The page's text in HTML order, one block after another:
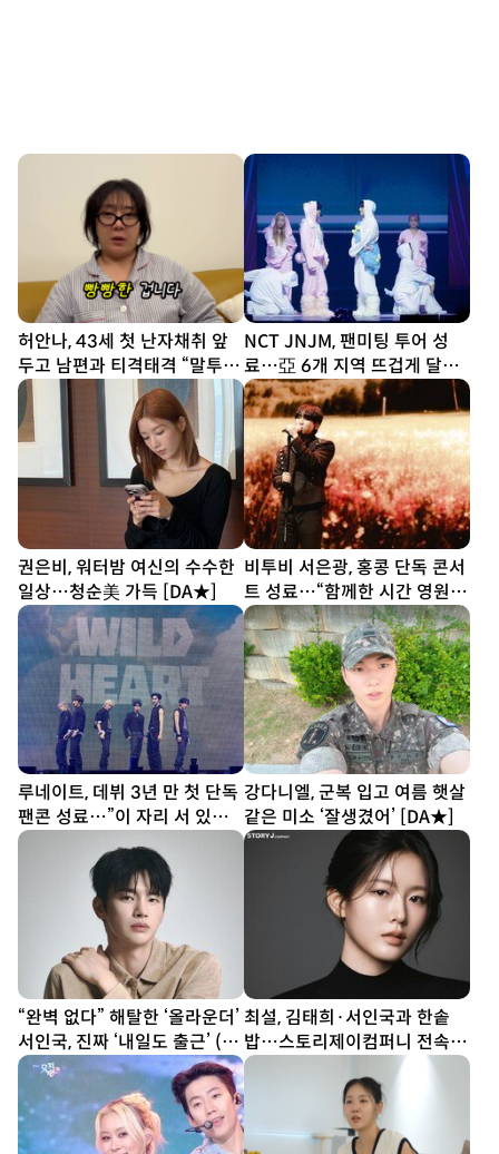
허안나, 43세 첫 난자채취 앞
두고 남편과 티격태격 “말투 너
무 섭섭” [SD톡톡]
NCT JNJM, 팬미팅 투어 성
료…亞 6개 지역 뜨겁게 달궜
다
권은비, 워터밤 여신의 수수한
일상…청순美 가득 [DA★]
비투비 서은광, 홍콩 단독 콘서
트 성료…“함께한 시간 영원히
간직”
루네이트, 데뷔 3년 만 첫 단독
팬콘 성료…”이 자리 서 있는
것 자체가 감동”
강다니엘, 군복 입고 여름 햇살
같은 미소 ‘잘생겼어’ [DA★]
“완벽 없다” 해탈한 ‘올라운더’
서인국, 진짜 ‘내일도 출근’ (종
합)[DA인터뷰]
최설, 김태희·서인국과 한솥
밥…스토리제이컴퍼니 전속계
약